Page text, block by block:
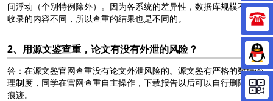
间浮动（个别特例除外）。因为各系统的差异性，数据库规模不同、
收录的内容不同，所以查重的结果也是不同的。
2、用源文鉴查重，论文有没有外泄的风险？
答：在源文鉴官网查重没有论文外泄风险的。源文鉴有严格的数据管
理制度，同学在官网查重自主操作，下载报告以后可以自行删除不留
痕迹。